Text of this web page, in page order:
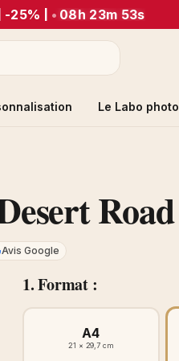
25% | • 08h 23m 53s
Le Labo photo
Road
Avis Google
1. Format :
A4
21 × 29,7 cm